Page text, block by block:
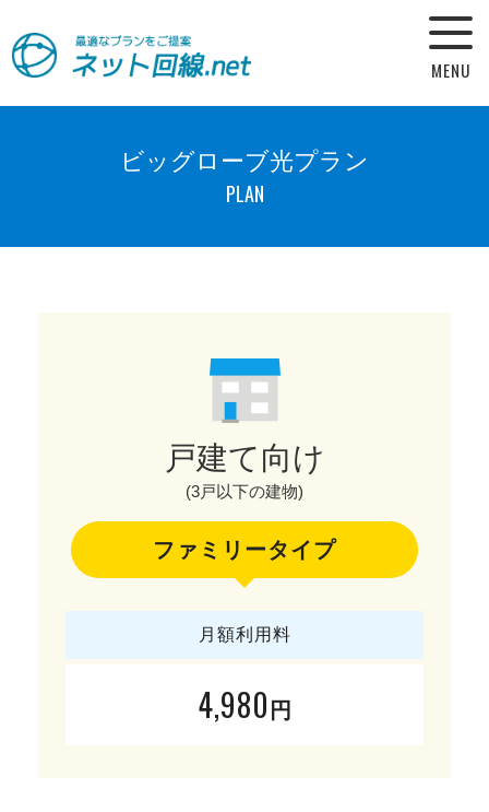
ビッグローブ光プラン
PLAN
戸建て向け
(3戸以下の建物)
ファミリータイプ
月額利用料
4,980円